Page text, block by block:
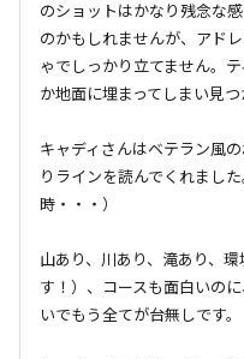
のショットはかなり残念な
のかもしれませんが、アド
ゃでしっかり立てません。
か地面に埋まってしまい見つ
キャディさんはベテラン風
りラインを読んでくれまし
時・・・）
山あり、川あり、滝あり、
す！）、コースも面白いの
いでもう全てが台無しです。